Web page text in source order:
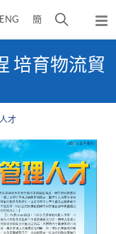
ENG 簡
開
搜
尋
面
彈
出
主
選
培育物流貿
才